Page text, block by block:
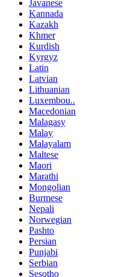
Javanese
Kannada
Kazakh
Khmer
Kurdish
Kyrgyz
Latin
Latvian
Lithuanian
Luxembou..
Macedonian
Malagasy
Malay
Malayalam
Maltese
Maori
Marathi
Mongolian
Burmese
Nepali
Norwegian
Pashto
Persian
Punjabi
Serbian
Sesotho